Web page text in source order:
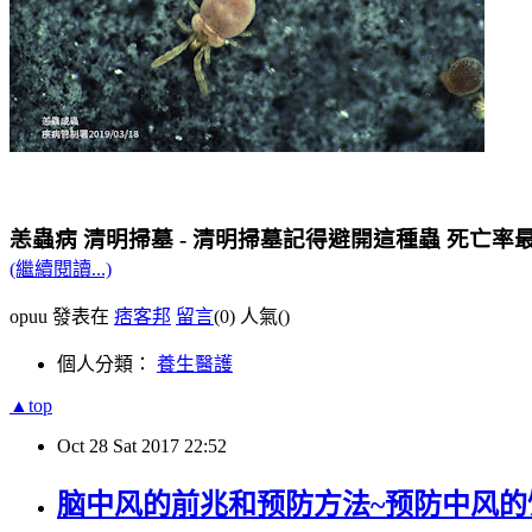
恙蟲病 清明掃墓 - 清明掃墓記得避開這種蟲 死亡率
(繼續閱讀...)
opuu 發表在 痞客邦 留言(0) 人氣()
個人分類： 養生醫護
▲top
Oct 28 Sat 2017 22:52
脑中风的前兆和预防方法~预防中风